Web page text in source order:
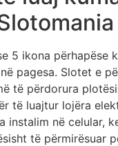
5 ikona përhapëse
pagesa. Slotet e
të përdorura
të luajtur lojëra
instalim në celular,
të përmirësuar